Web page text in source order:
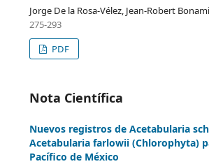
Jorge De la Rosa-Vélez, Jean-Robert Bonami
275-293
PDF
Nota Científica
Nuevos registros de Acetabularia
Acetabularia farlowii (Chlorophyta)
Pacífico de México